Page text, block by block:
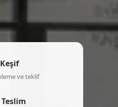
ve teklif